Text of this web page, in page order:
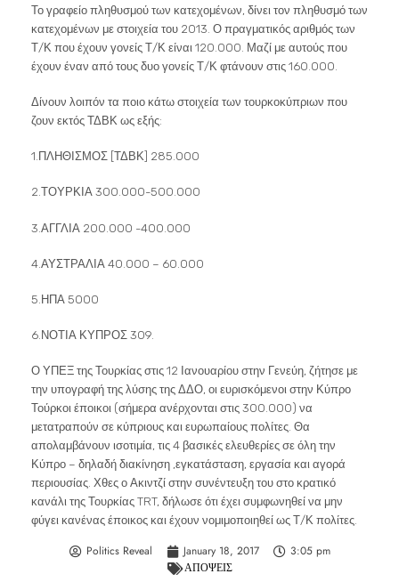
Το γραφείο πληθυσμού των κατεχομένων, δίνει τον πληθυσμό των
κατεχομένων με στοιχεία του 2013. Ο πραγματικός αριθμός των
Τ/Κ που έχουν γονείς Τ/Κ είναι 120.000. Μαζί με αυτούς που
έχουν έναν από τους δυο γονείς Τ/Κ φτάνουν στις 160.000.
Δίνουν λοιπόν τα ποιο κάτω στοιχεία των τουρκοκύπριων που
ζουν εκτός ΤΔΒΚ ως εξής:
1.ΠΛΗΘΙΣΜΟΣ [ΤΔΒΚ] 285.000
2.ΤΟΥΡΚΙΑ 300.000-500.000
3.ΑΓΓΛΙΑ 200.000 -400.000
4.ΑΥΣΤΡΑΛΙΑ 40.000 – 60.000
5.ΗΠΑ 5000
6.ΝΟΤΙΑ ΚΥΠΡΟΣ 309.
Ο ΥΠΕΞ της Τουρκίας στις 12 Ιανουαρίου στην Γενεύη, ζήτησε με
την υπογραφή της λύσης της ΔΔΟ, οι ευρισκόμενοι στην Κύπρο
Τούρκοι έποικοι (σήμερα ανέρχονται στις 300.000) να
μετατραπούν σε κύπριους και ευρωπαίους πολίτες. Θα
απολαμβάνουν ισοτιμία, τις 4 βασικές ελευθερίες σε όλη την
Κύπρο – δηλαδή διακίνηση ,εγκατάσταση, εργασία και αγορά
περιουσίας. Χθες ο Ακιντζί στην συνέντευξη του στο κρατικό
κανάλι της Τουρκίας TRT, δήλωσε ότι έχει συμφωνηθεί να μην
φύγει κανένας έποικος και έχουν νομιμοποιηθεί ως Τ/Κ πολίτες.
Politics Reveal January 18, 2017
3:05 pm
ΑΠΟΨΕΙΣ